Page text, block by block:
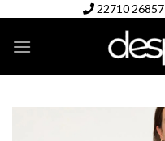
content
22710 26857